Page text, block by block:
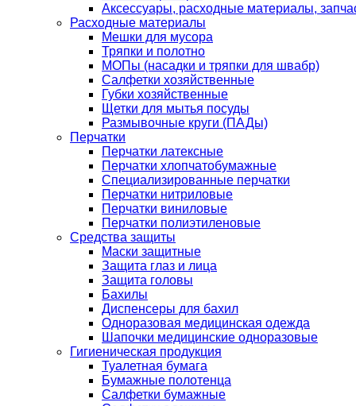
Аксессуары, расходные материалы,
Расходные материалы
Мешки для мусора
Тряпки и полотно
МОПы (насадки и тряпки для швабр)
Салфетки хозяйственные
Губки хозяйственные
Щетки для мытья посуды
Размывочные круги (ПАДы)
Перчатки
Перчатки латексные
Перчатки хлопчатобумажные
Специализированные перчатки
Перчатки нитриловые
Перчатки виниловые
Перчатки полиэтиленовые
Средства защиты
Маски защитные
Защита глаз и лица
Защита головы
Бахилы
Диспенсеры для бахил
Одноразовая медицинская одежда
Шапочки медицинские одноразовые
Гигиеническая продукция
Туалетная бумага
Бумажные полотенца
Салфетки бумажные